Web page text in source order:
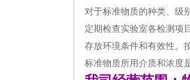
对于标准物质的种类、级
定期检查实验室各检测项
存放环境条件和有效性。
标准物质所用介质和浓度